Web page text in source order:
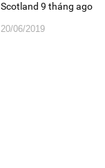
Scotland 9 tháng ago
20/06/2019